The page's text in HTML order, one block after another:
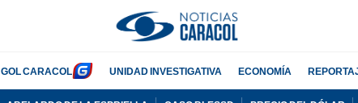
GOL CARACOL UNIDAD INVESTIGATIVA ECONOMÍA